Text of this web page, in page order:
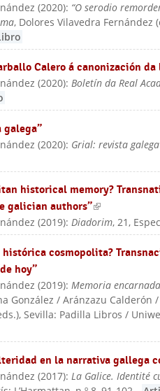
(2020): “O serodio
, Dolores Vilavedra Fernández
Calero á canonización
(2020):Boletín da Real
galega”
(2020): Grial: revista
historical memory?
galician authors”(link is
(2019):Diadorim, 21,
histórica cosmopolita?
hoy”
(2019):Memoria
González / Aránzazu Calderón
, Sevilla: Padilla Libros /
en la narrativa gallega
(2017): La Galice. Identité